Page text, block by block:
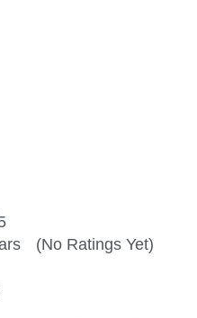
(No Ratings Yet)